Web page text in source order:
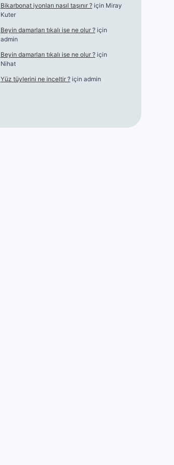
Bikarbonat iyonları nasıl taşınır ?için Miray
Kuter
Beyin damarları tıkalı ise ne olur ?için
admin
Beyin damarları tıkalı ise ne olur ?için
Nihat
Yüz tüylerini ne inceltir ?için admin